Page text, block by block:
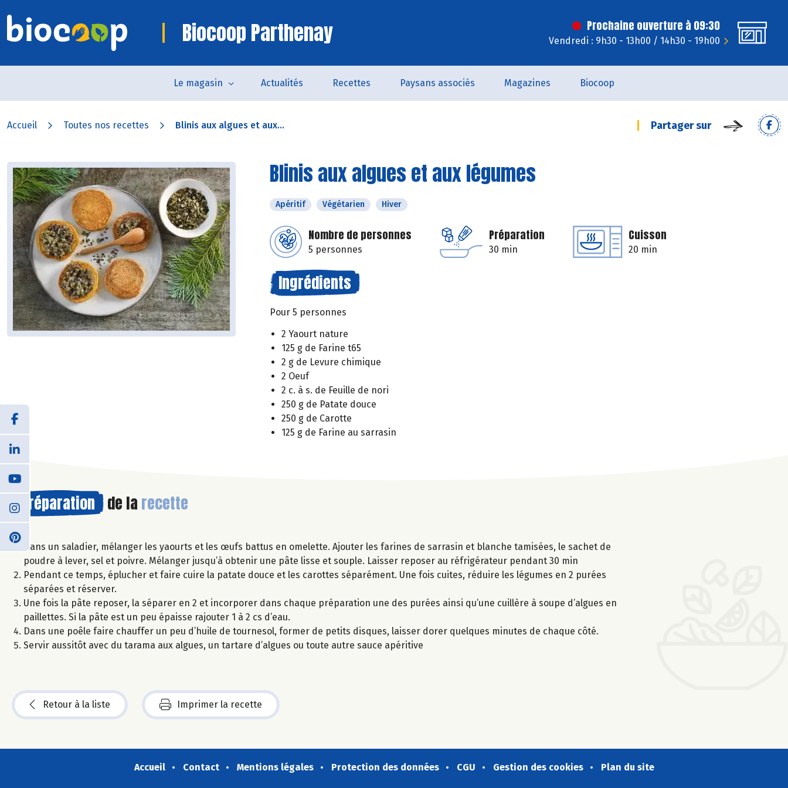
Biocoop Parthenay Prochaine ouverture à 09:30
Vendredi : 9h30 - 13h00 / 14h30 - 19h00
Le magasin Actualités Recettes Paysans associés Magazines Biocoop
Accueil Toutes nos recettes Blinis aux algues et aux... Partager sur
Blinis aux algues et aux légumes
Apéritif Végétarien Hiver
Nombre de personnes
5 personnes
Préparation
30 min
Cuisson
20 min
Ingrédients
Pour 5 personnes
2 Yaourt nature
125 g de Farine t65
2 g de Levure chimique
2 Oeuf
2 c. à s. de Feuille de nori
250 g de Patate douce
250 g de Carotte
125 g de Farine au sarrasin
Préparation de la recette
Dans un saladier, mélanger les yaourts et les œufs battus en omelette. Ajouter les farines de sarrasin et blanche tamisées, le sachet de
poudre à lever, sel et poivre. Mélanger jusqu’à obtenir une pâte lisse et souple. Laisser reposer au réfrigérateur pendant 30 min
Pendant ce temps, éplucher et faire cuire la patate douce et les carottes séparément. Une fois cuites, réduire les légumes en 2 purées
séparées et réserver.
Une fois la pâte reposer, la séparer en 2 et incorporer dans chaque préparation une des purées ainsi qu’une cuillère à soupe d’algues en
paillettes. Si la pâte est un peu épaisse rajouter 1 à 2 cs d’eau.
Dans une poêle faire chauffer un peu d’huile de tournesol, former de petits disques, laisser dorer quelques minutes de chaque côté.
Servir aussitôt avec du tarama aux algues, un tartare d’algues ou toute autre sauce apéritive
Retour à la liste Imprimer la recette
Accueil Contact Mentions légales Protection des données CGU Gestion des cookies Plan du site